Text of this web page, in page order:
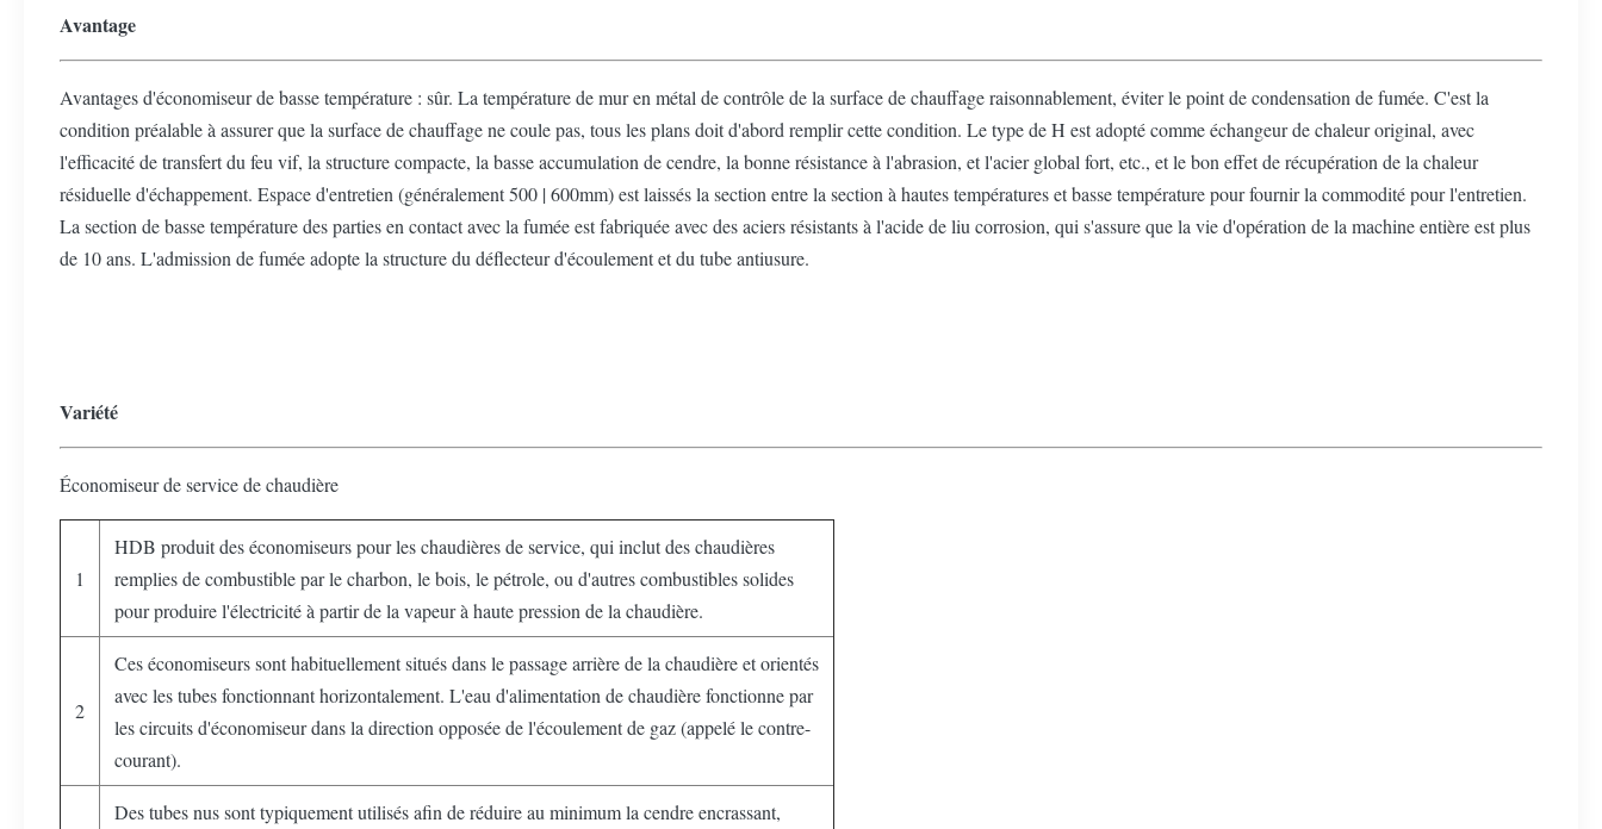
Avantage
Avantages d'économiseur de basse température : sûr. La température de mur en métal de contrôle de la surface de chauffage raisonnablement, éviter le point de condensation de fumée. C'est la
condition préalable à assurer que la surface de chauffage ne coule pas, tous les plans doit d'abord remplir cette condition. Le type de H est adopté comme échangeur de chaleur original, avec
l'efficacité de transfert du feu vif, la structure compacte, la basse accumulation de cendre, la bonne résistance à l'abrasion, et l'acier global fort, etc., et le bon effet de récupération de la chaleur
résiduelle d'échappement. Espace d'entretien (généralement 500 | 600mm) est laissés la section entre la section à hautes températures et basse température pour fournir la commodité pour l'entretien.
La section de basse température des parties en contact avec la fumée est fabriquée avec des aciers résistants à l'acide de liu corrosion, qui s'assure que la vie d'opération de la machine entière est plus
de 10 ans. L'admission de fumée adopte la structure du déflecteur d'écoulement et du tube antiusure.
Variété
Économiseur de service de chaudière
1
HDB produit des économiseurs pour les chaudières de service, qui inclut des chaudières
remplies de combustible par le charbon, le bois, le pétrole, ou d'autres combustibles solides
pour produire l'électricité à partir de la vapeur à haute pression de la chaudière.
2
Ces économiseurs sont habituellement situés dans le passage arrière de la chaudière et orientés
avec les tubes fonctionnant horizontalement. L'eau d'alimentation de chaudière fonctionne par
les circuits d'économiseur dans la direction opposée de l'écoulement de gaz (appelé le contre-
courant).
Des tubes nus sont typiquement utilisés afin de réduire au minimum la cendre encrassant,